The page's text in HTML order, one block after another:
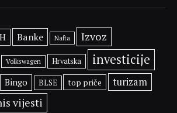
Banke Nafta Izvoz
Volkswagen Hrvatska investicije
Bingo BLSE top priče turizam
vijesti